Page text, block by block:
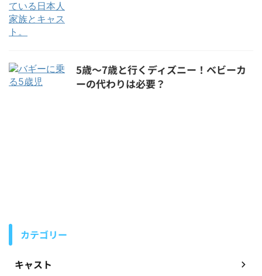
5歳～7歳と行くディズニー！ベビーカ
ーの代わりは必要？
カテゴリー
キャスト